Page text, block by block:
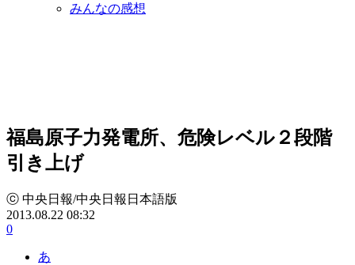
みんなの感想
福島原子力発電所、危険レベル２段階
引き上げ
ⓒ 中央日報/中央日報日本語版
2013.08.22 08:32
0
あ